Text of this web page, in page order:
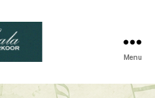
kamerkoor
Menu